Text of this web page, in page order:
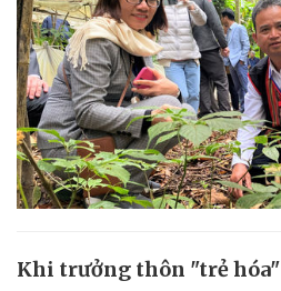
Khi trưởng thôn "trẻ hóa"